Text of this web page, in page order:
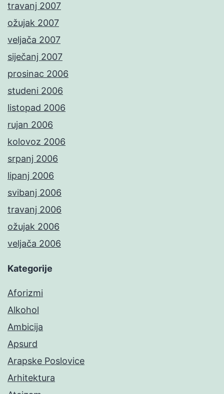
travanj 2007
ožujak 2007
veljača 2007
siječanj 2007
prosinac 2006
studeni 2006
listopad 2006
rujan 2006
kolovoz 2006
srpanj 2006
lipanj 2006
svibanj 2006
travanj 2006
ožujak 2006
veljača 2006
Kategorije
Aforizmi
Alkohol
Ambicija
Apsurd
Arapske Poslovice
Arhitektura